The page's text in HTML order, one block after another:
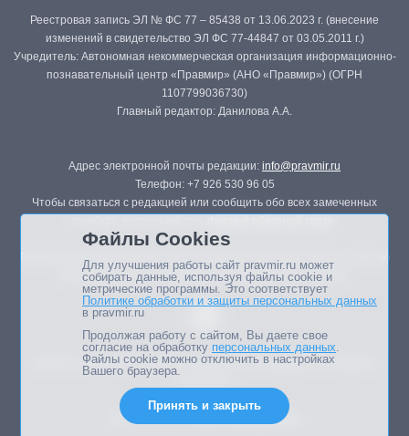
Реестровая запись ЭЛ № ФС 77 – 85438 от 13.06.2023 г. (внесение
изменений в свидетельство ЭЛ ФС 77-44847 от 03.05.2011 г.)
Учредитель: Автономная некоммерческая организация информационно-
познавательный центр «Правмир» (АНО «Правмир») (ОГРН
1107799036730)
Главный редактор: Данилова А.А.
Адрес электронной почты редакции: info@pravmir.ru
Телефон: +7 926 530 96 05
Чтобы связаться с редакцией или сообщить обо всех замеченных
Републикация материалов сайта в печатных изданиях (книгах, прессе)
возможна только с письменного разрешения редакции.
Мнение авторов статей портала может не совпадать с позицией
Дизайн сайта -
Файлы Cookies
Для улучшения работы сайт pravmir.ru может
собирать данные, используя файлы cookie и
метрические программы. Это соответствует
Политике обработки и защиты персональных данных
в pravmir.ru
Продолжая работу с сайтом, Вы даете свое
согласие на обработку персональных данных.
Файлы cookie можно отключить в настройках
Вашего браузера.
Принять и закрыть